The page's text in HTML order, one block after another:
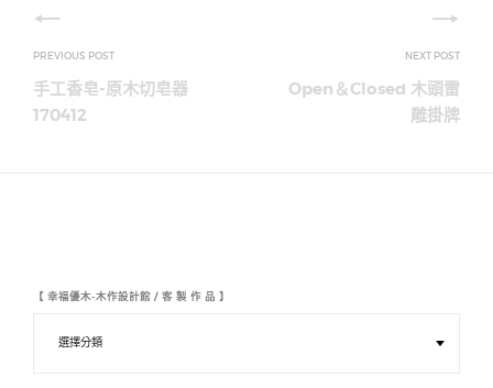
文
章
導
手工香皂-原木切皂器
170412
Open＆Closed 木頭雷
雕掛牌
【 幸福優木-木作設計館 / 客 製 作 品 】